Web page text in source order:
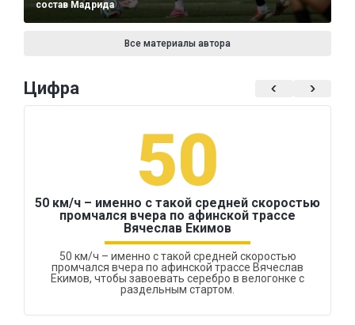
состав Мадрида
Все материалы автора
Цифра
50
50 км/ч – именно с такой средней скоростью
промчался вчера по афинской трассе
Вячеслав Екимов
50 км/ч – именно с такой средней скоростью
промчался вчера по афинской трассе Вячеслав
Екимов, чтобы завоевать серебро в велогонке с
раздельным стартом.